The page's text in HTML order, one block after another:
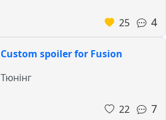
25 4
Custom spoiler for Fusion
Тюнінг
22 7